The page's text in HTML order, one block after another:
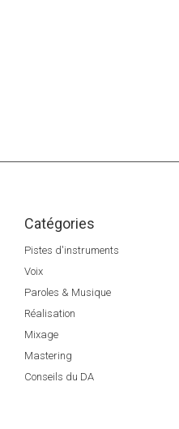
Catégories
Pistes d'instruments
Voix
Paroles & Musique
Réalisation
Mixage
Mastering
Conseils du DA